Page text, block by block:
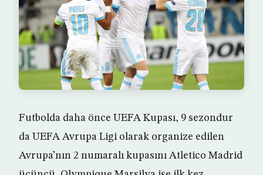
Futbolda daha önce UEFA Kupası, 9 sezondur
da UEFA Avrupa Ligi olarak organize edilen
Avrupa’nın 2 numaralı kupasını Atletico Madrid